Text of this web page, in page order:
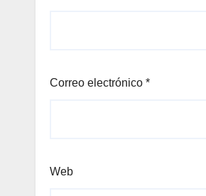
Correo electrónico *
Web